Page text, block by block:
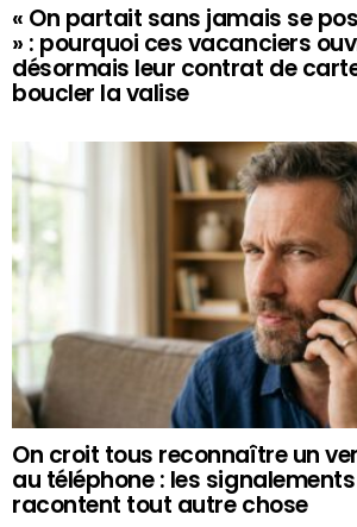
« On partait sans jamais se
» : pourquoi ces vacanciers
désormais leur contrat de
boucler la valise
On croit tous reconnaître un
au téléphone : les
racontent tout autre chose